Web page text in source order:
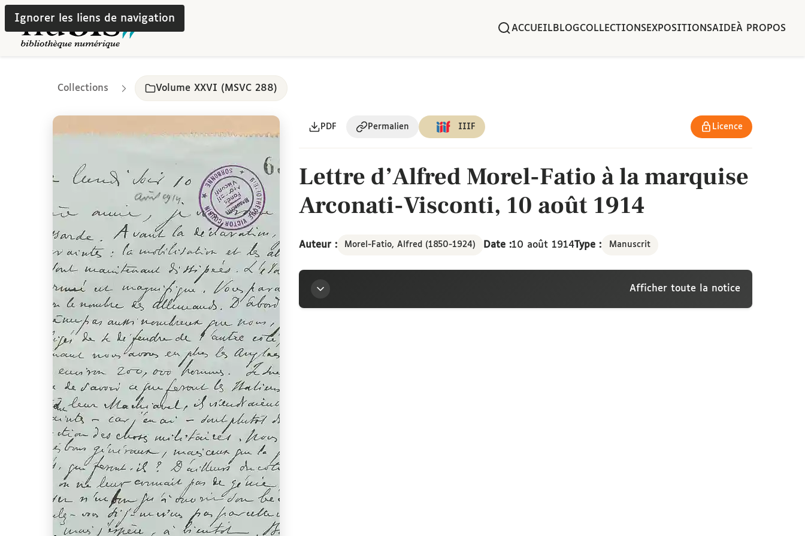
Ignorer les liens de navigation
ACCUEIL BLOGCOLLECTIONSEXPOSITIONSAIDEÀ PROPOS
Collections Volume XXVI (MSVC 288)
PDF Permalien IIIF Licence
Lettre d’Alfred Morel-Fatio à la marquise
Arconati-Visconti, 10 août 1914
Auteur : Morel-Fatio, Alfred (1850-1924) Date :10 août 1914Type : Manuscrit
Afficher toute la notice